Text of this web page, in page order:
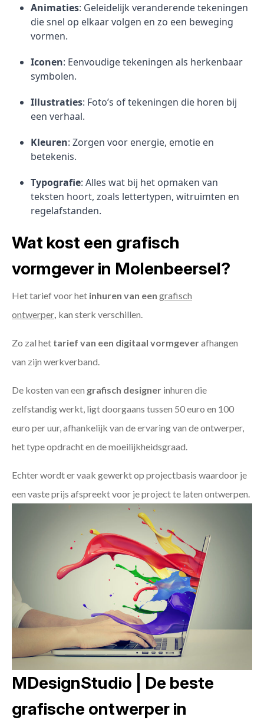
Animaties: Geleidelijk veranderende tekeningen
die snel op elkaar volgen en zo een beweging
vormen.
Iconen: Eenvoudige tekeningen als herkenbaar
symbolen.
Illustraties: Foto’s of tekeningen die horen bij
een verhaal.
Kleuren: Zorgen voor energie, emotie en
betekenis.
Typografie: Alles wat bij het opmaken van
teksten hoort, zoals lettertypen, witruimten en
regelafstanden.
Wat kost een grafisch
vormgever in Molenbeersel?
Het tarief voor het inhuren van een grafisch
ontwerper kan sterk verschillen.
Zo zal het tarief van een digitaal vormgeverafhangen
van zijn werkverband.
De kosten van een grafisch designer inhuren die
zelfstandig werkt, ligt doorgaans tussen 50 euro en 100
euro per uur, afhankelijk van de ervaring van de ontwerper,
het type opdracht en de moeilijkheidsgraad.
Echter wordt er vaak gewerkt op projectbasis waardoor je
een vaste prijs afspreekt voor je project te laten ontwerpen.
MDesignStudio | De beste
grafische ontwerper in